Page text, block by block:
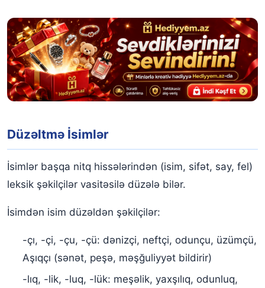
Düzəltmə İsimlər
İsimlər başqa nitq hissələrindən (isim, sifət, say, fel)
leksik şəkilçilər vasitəsilə düzələ bilər.
İsimdən isim düzəldən şəkilçilər:
-çı, -çi, -çu, -çü: dənizçi, neftçi, odunçu, üzümçü,
Aşıqçı (sənət, peşə, məşğuliyyət bildirir)
-lıq, -lik, -luq, -lük: meşəlik, yaxşılıq, odunluq,